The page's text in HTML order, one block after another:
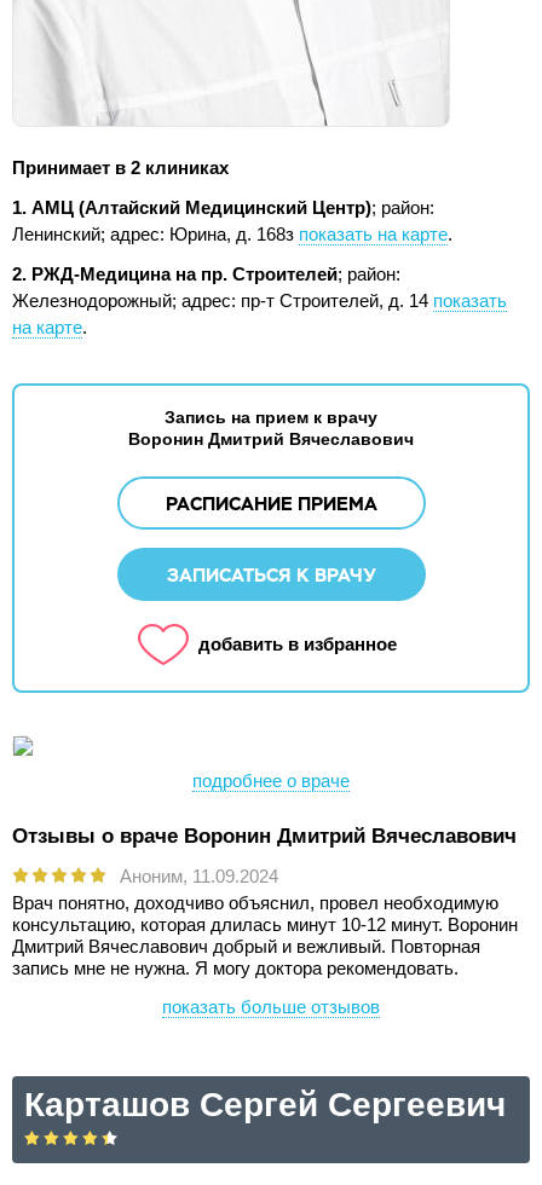
Принимает в 2 клиниках
1. АМЦ (Алтайский Медицинский Центр); район:
Ленинский; адрес: Юрина, д. 168з показать на карте.
2. РЖД-Медицина на пр. Строителей; район:
Железнодорожный; адрес: пр-т Строителей, д. 14 показать
на карте.
Запись на прием к врачу
Воронин Дмитрий Вячеславович
РАСПИСАНИЕ ПРИЕМА
ЗАПИСАТЬСЯ К ВРАЧУ
добавить в избранное
подробнее о враче
Отзывы о враче Воронин Дмитрий Вячеславович
Аноним, 11.09.2024
Врач понятно, доходчиво объяснил, провел необходимую
консультацию, которая длилась минут 10-12 минут. Воронин
Дмитрий Вячеславович добрый и вежливый. Повторная
запись мне не нужна. Я могу доктора рекомендовать.
показать больше отзывов
Карташов Сергей Сергеевич